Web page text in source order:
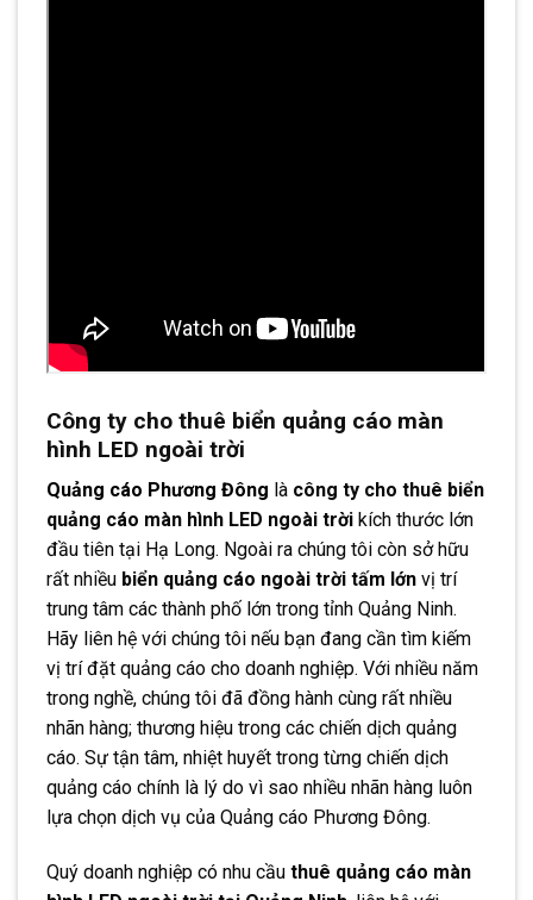
Công ty cho thuê biển quảng cáo màn
hình LED ngoài trời
Quảng cáo Phương Đông là công ty cho thuê biển
quảng cáo màn hình LED ngoài trời kích thước lớn
đầu tiên tại Hạ Long. Ngoài ra chúng tôi còn sở hữu
rất nhiều biển quảng cáo ngoài trời tấm lớn vị trí
trung tâm các thành phố lớn trong tỉnh Quảng Ninh.
Hãy liên hệ với chúng tôi nếu bạn đang cần tìm kiếm
vị trí đặt quảng cáo cho doanh nghiệp. Với nhiều năm
trong nghề, chúng tôi đã đồng hành cùng rất nhiều
nhãn hàng; thương hiệu trong các chiến dịch quảng
cáo. Sự tận tâm, nhiệt huyết trong từng chiến dịch
quảng cáo chính là lý do vì sao nhiều nhãn hàng luôn
lựa chọn dịch vụ của Quảng cáo Phương Đông.
Quý doanh nghiệp có nhu cầu thuê quảng cáo màn